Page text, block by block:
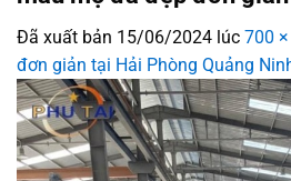
Đã xuất bản 15/06/2024 lúc 700
đơn giản tại Hải Phòng Quảng